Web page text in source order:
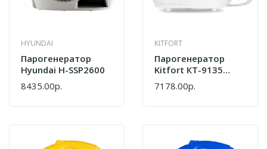
HYUNDAI
Парогенератор
Hyundai H-SSP2600
8435.00р.
KITFORT
Парогенератор
Kitfort КТ-9135
Оранжевый/белый
7178.00р.